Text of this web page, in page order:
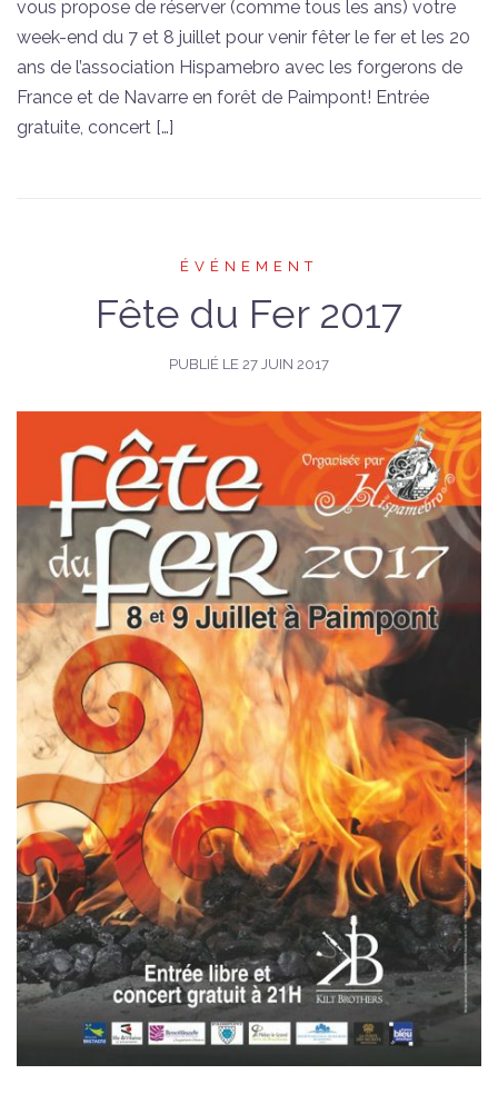
vous propose de réserver (comme tous les ans) votre
week-end du 7 et 8 juillet pour venir fêter le fer et les 20
ans de l’association Hispamebro avec les forgerons de
France et de Navarre en forêt de Paimpont! Entrée
gratuite, concert […]
ÉVÉNEMENT
Fête du Fer 2017
PUBLIÉ LE 27 JUIN 2017